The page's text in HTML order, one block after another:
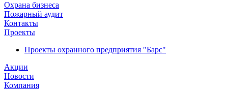
Охрана бизнеса
Пожарный аудит
Контакты
Проекты
Проекты охранного предприятия "Барс"
Акции
Новости
Компания